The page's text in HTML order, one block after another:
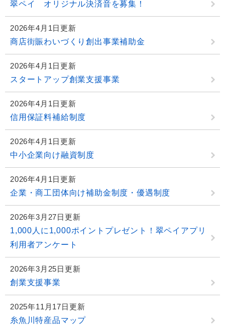
翠ペイ オリジナル決済音を募集！
2026年4月1日更新
商店街賑わいづくり創出事業補助金
2026年4月1日更新
スタートアップ創業支援事業
2026年4月1日更新
信用保証料補給制度
2026年4月1日更新
中小企業向け融資制度
2026年4月1日更新
企業・商工団体向け補助金制度・優遇制度
2026年3月27日更新
1,000人に1,000ポイントプレゼント！翠ペイアプリ
利用者アンケート
2026年3月25日更新
創業支援事業
2025年11月17日更新
糸魚川特産品マップ